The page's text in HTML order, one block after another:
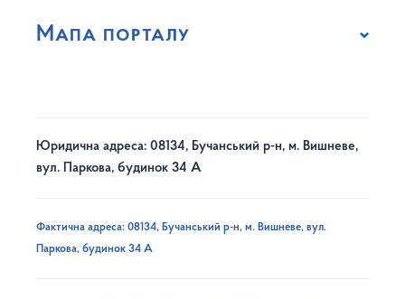
Мапа порталу
Юридична адреса: 08134, Бучанський р-н, м. Вишневе,
вул. Паркова, будинок 34 А
Фактична адреса: 08134, Бучанський р-н, м. Вишневе, вул.
Паркова, будинок 34 А